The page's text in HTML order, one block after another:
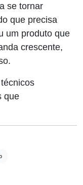
se tornar
que precisa
um produto que
crescente,
que